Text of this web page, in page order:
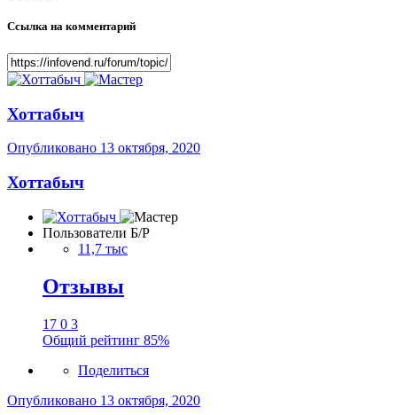
Ссылка на комментарий
Хоттабыч
Опубликовано 13 октября, 2020
Хоттабыч
Пользователи Б/Р
11,7 тыс
Отзывы
17 0 3
Общий рейтинг 85%
Поделиться
Опубликовано 13 октября, 2020